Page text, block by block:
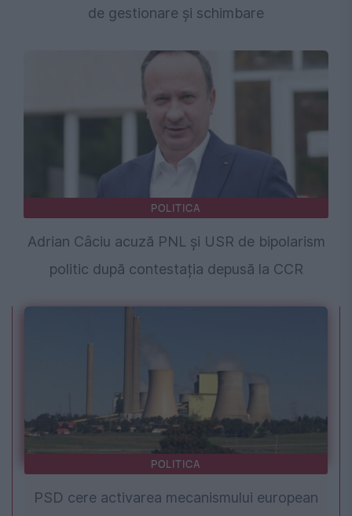
de gestionare și schimbare
POLITICA
Adrian Câciu acuză PNL și USR de bipolarism
politic după contestația depusă la CCR
POLITICA
PSD cere activarea mecanismului european